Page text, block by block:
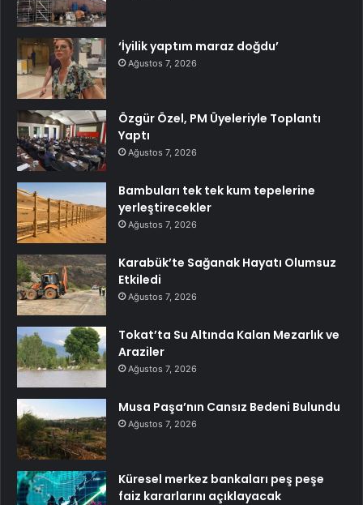
‘İyilik yaptım maraz doğdu’
Ağustos 7, 2026
Özgür Özel, PM Üyeleriyle Toplantı
Yaptı
Ağustos 7, 2026
Bambuları tek tek kum tepelerine
yerleştirecekler
Ağustos 7, 2026
Karabük’te Sağanak Hayatı Olumsuz
Etkiledi
Ağustos 7, 2026
Tokat’ta Su Altında Kalan Mezarlık ve
Araziler
Ağustos 7, 2026
Musa Paşa’nın Cansız Bedeni Bulundu
Ağustos 7, 2026
Küresel merkez bankaları peş peşe
faiz kararlarını açıklayacak